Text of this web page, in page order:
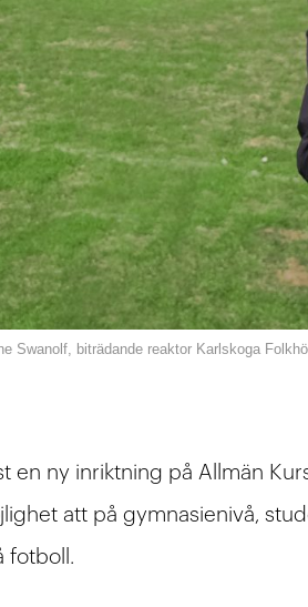
Swanolf, biträdande reaktor Karlskoga
en ny inriktning på Allmän
att på gymnasienivå,
fotboll.